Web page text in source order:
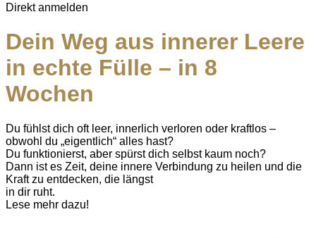
Direkt anmelden
Dein Weg aus innerer Leere
in echte Fülle – in 8
Wochen
Du fühlst dich oft leer, innerlich verloren oder kraftlos –
obwohl du „eigentlich“ alles hast?
Du funktionierst, aber spürst dich selbst kaum noch?
Dann ist es Zeit, deine innere Verbindung zu heilen und die
Kraft zu entdecken, die längst
in dir ruht.
Lese mehr dazu!